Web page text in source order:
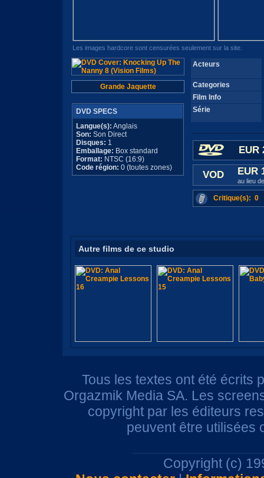
Les images hardcore sont censurées seulement sur la site.
Grande Jaquette
DVD SPECS
Langue(s): Anglais
Son: Son Direct
Disques: 1
Emballage: Box standard
Format: NTSC (16:9)
Code région: 0 (toutes zones)
Acteurs
Categories
Film Info
Série
EUR
VOD EUR
au lieu
Critique(s): 0
Autre films de ce studio
Tous les textes ont été écrits
Orgazmik Media SA. Les
copyright par les éditeurs
peuvent être utilisées
Copyright (c)